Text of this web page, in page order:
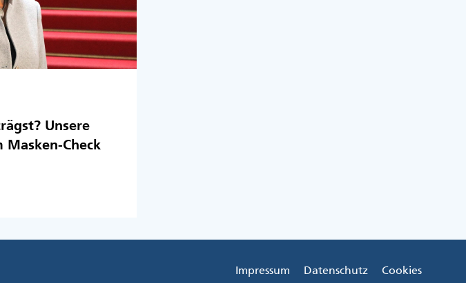
Unsere
Check
Cookies
Datenschutz
Impressum